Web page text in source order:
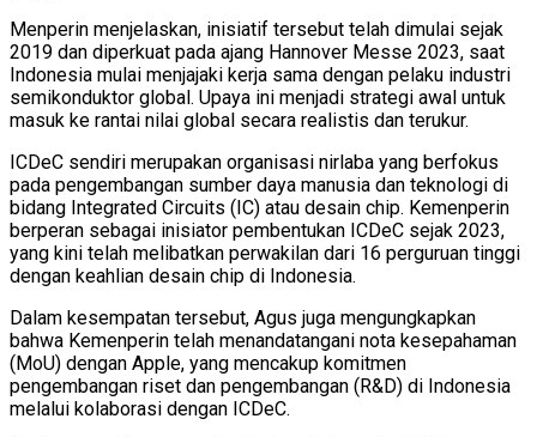
Menperin menjelaskan, inisiatif tersebut telah dimulai sejak
2019 dan diperkuat pada ajang Hannover Messe 2023, saat
Indonesia mulai menjajaki kerja sama dengan pelaku industri
semikonduktor global. Upaya ini menjadi strategi awal untuk
masuk ke rantai nilai global secara realistis dan terukur.
ICDeC sendiri merupakan organisasi nirlaba yang berfokus
pada pengembangan sumber daya manusia dan teknologi di
bidang Integrated Circuits (IC) atau desain chip. Kemenperin
berperan sebagai inisiator pembentukan ICDeC sejak 2023,
yang kini telah melibatkan perwakilan dari 16 perguruan tinggi
dengan keahlian desain chip di Indonesia.
Dalam kesempatan tersebut, Agus juga mengungkapkan
bahwa Kemenperin telah menandatangani nota kesepahaman
(MoU) dengan Apple, yang mencakup komitmen
pengembangan riset dan pengembangan (R&D) di Indonesia
melalui kolaborasi dengan ICDeC.